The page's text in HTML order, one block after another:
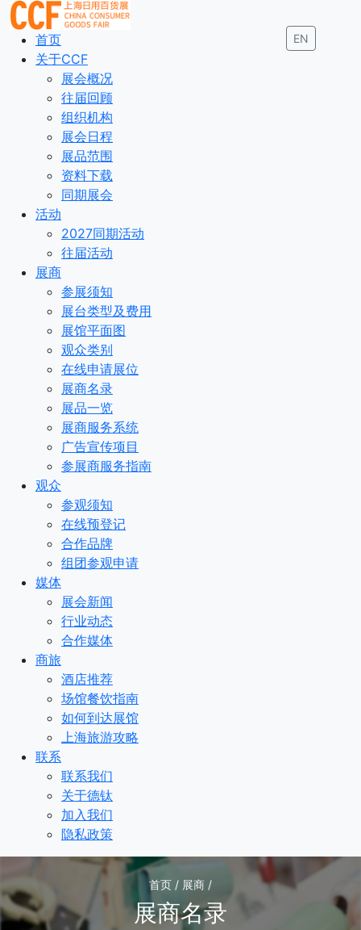
EN
首页
关于CCF
展会概况
往届回顾
组织机构
展会日程
展品范围
资料下载
同期展会
活动
2027同期活动
往届活动
展商
参展须知
展台类型及费用
展馆平面图
观众类别
在线申请展位
展商名录
展品一览
展商服务系统
广告宣传项目
参展商服务指南
观众
参观须知
在线预登记
合作品牌
组团参观申请
媒体
展会新闻
行业动态
合作媒体
商旅
酒店推荐
场馆餐饮指南
如何到达展馆
上海旅游攻略
联系
联系我们
关于德钛
加入我们
隐私政策
首页 / 展商 /
展商名录